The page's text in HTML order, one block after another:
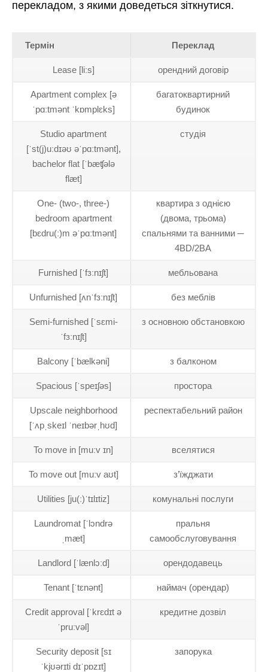
перекладом, з якими доведеться зіткнутися.
Термін Переклад
Lease [liːs] орендний договір
Apartment complex [ə
ˈpɑːtmənt ˈkɒmplɛks]
багатоквартирний
будинок
Studio apartment
[ˈst(j)uːdɪəʊ əˈpɑːtmənt],
bachelor flat [ˈbæʧələ
flæt]
студія
One- (two-, three-)
bedroom apartment
[bɛdru(ː)m əˈpɑːtmənt]
квартира з однією
(двома, трьома)
спальнями та ванними ─
4BD/2BA
Furnished [ˈfɜːnɪʃt] мебльована
Unfurnished [ʌnˈfɜːnɪʃt] без меблів
Semi-furnished [ˈsɛmi-
ˈfɜːnɪʃt]
з основною обстановкою
Balcony [ˈbælkəni] з балконом
Spacious [ˈspeɪʃəs] простора
Upscale neighborhood
[ˈʌpˌskeɪl ˈneɪbərˌhʊd]
респектабельний район
To move in [muːv ɪn] вселятися
To move out [muːv aʊt] з’їжджати
Utilities [ju(ː)ˈtɪlɪtiz] комунальні послуги
Laundromat [ˈlɔndrə
ˌmæt]
пральня
самообслуговування
Landlord [ˈlænlɔːd] орендодавець
Tenant [ˈtɛnənt] наймач (орендар)
Credit approval [ˈkrɛdɪt ə
ˈpruːvəl]
кредитне дозвіл
Security deposit [sɪ
ˈkjʊərɪti dɪˈpɒzɪt]
запорука